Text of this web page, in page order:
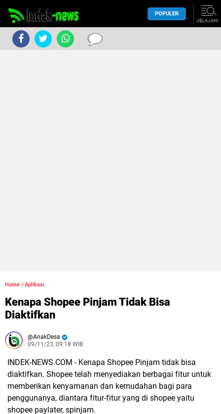
POPULER
JELAJAHI
Home / Aplikasi
Kenapa Shopee Pinjam Tidak Bisa
Diaktifkan
AnakDesa
09/11/23, 09:18 WIB
INDEK-NEWS.COM - Kenapa Shopee Pinjam tidak bisa
diaktifkan. Shopee telah menyediakan berbagai fitur untuk
memberikan kenyamanan dan kemudahan bagi para
penggunanya, diantara fitur-fitur yang di shopee yaitu
shopee paylater, spinjam.